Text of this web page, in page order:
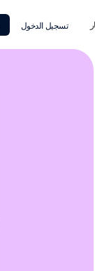
تسجيل الدخول